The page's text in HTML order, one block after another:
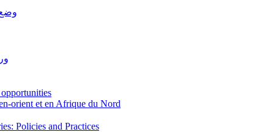
وضع
orient et en Afrique du Nord
Policies and Practices